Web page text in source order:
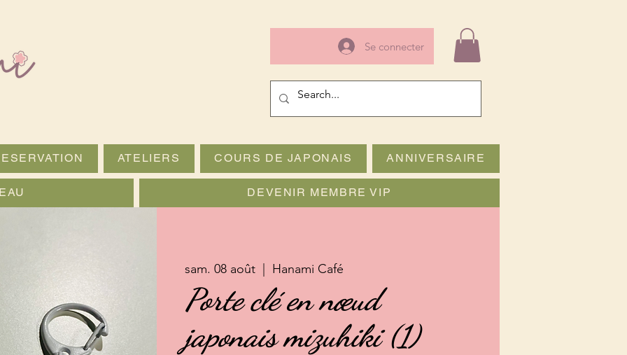
Se connecter
ATELIERS COURS DE JAPONAIS ANNIVERSAIRE
DEVENIR MEMBRE VIP
sam. 08 août Hanami Café
Porte clé en nœud
japonais mizuhiki (1)